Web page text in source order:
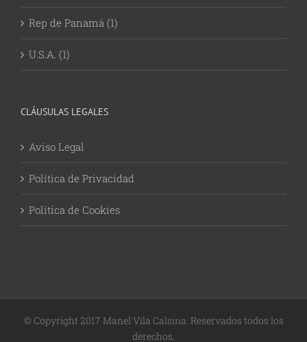
Rep de Panamá (1)
U.S.A. (1)
CLÁUSULAS LEGALES
Aviso Legal
Política de Privacidad
Política de Cookies
© Copyright 2017 Manel Vila Calsina. Reservados todos los
derechos.